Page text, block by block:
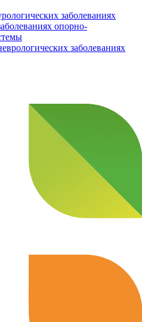
заболеваниях
опорно-
заболеваниях